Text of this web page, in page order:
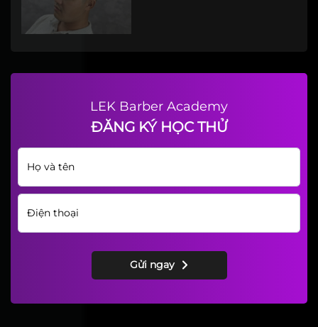
LEK Barber Academy
ĐĂNG KÝ HỌC THỬ
Gửi ngay